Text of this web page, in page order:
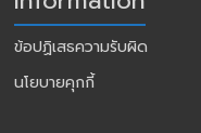
ข้อปฏิเสธความรับผิด
นโยบายคุกกี้